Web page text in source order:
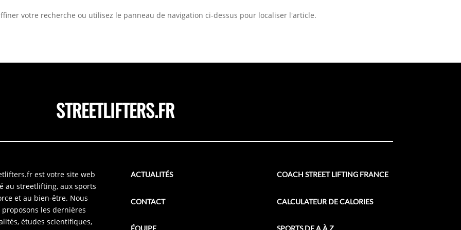
votre recherche ou utilisez le panneau de navigation ci-dessus pour localiser l'article.
STREETLIFTERS.FR
est votre site web
au streetlifting, aux sports
et au bien-être. Nous
proposons les dernières
études scientifiques,
ACTUALITÉS
CONTACT
COACH STREET LIFTING FRANCE
CALCULATEUR DE CALORIES